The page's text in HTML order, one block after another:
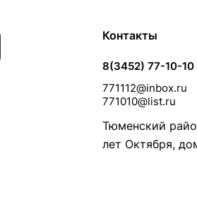
Контакты
8(3452) 77-10-10
771112@inbox.ru
771010@list.ru
Тюменский
лет Октября,